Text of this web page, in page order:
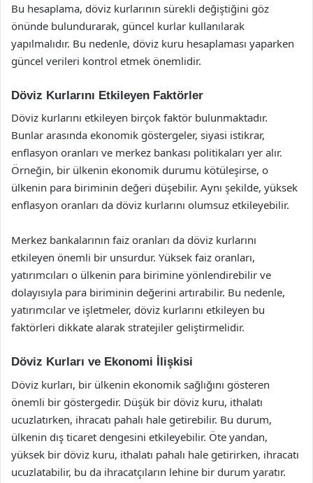
Bu hesaplama, döviz kurlarının sürekli değiştiğini göz
önünde bulundurarak, güncel kurlar kullanılarak
yapılmalıdır. Bu nedenle, döviz kuru hesaplaması yaparken
güncel verileri kontrol etmek önemlidir.
Döviz Kurlarını Etkileyen Faktörler
Döviz kurlarını etkileyen birçok faktör bulunmaktadır.
Bunlar arasında ekonomik göstergeler, siyasi istikrar,
enflasyon oranları ve merkez bankası politikaları yer alır.
Örneğin, bir ülkenin ekonomik durumu kötüleşirse, o
ülkenin para biriminin değeri düşebilir. Aynı şekilde, yüksek
enflasyon oranları da döviz kurlarını olumsuz etkileyebilir.
Merkez bankalarının faiz oranları da döviz kurlarını
etkileyen önemli bir unsurdur. Yüksek faiz oranları,
yatırımcıları o ülkenin para birimine yönlendirebilir ve
dolayısıyla para biriminin değerini artırabilir. Bu nedenle,
yatırımcılar ve işletmeler, döviz kurlarını etkileyen bu
faktörleri dikkate alarak stratejiler geliştirmelidir.
Döviz Kurları ve Ekonomi İlişkisi
Döviz kurları, bir ülkenin ekonomik sağlığını gösteren
önemli bir göstergedir. Düşük bir döviz kuru, ithalatı
ucuzlatırken, ihracatı pahalı hale getirebilir. Bu durum,
ülkenin dış ticaret dengesini etkileyebilir. Öte yandan,
yüksek bir döviz kuru, ithalatı pahalı hale getirirken, ihracatı
ucuzlatabilir, bu da ihracatçıların lehine bir durum yaratır.